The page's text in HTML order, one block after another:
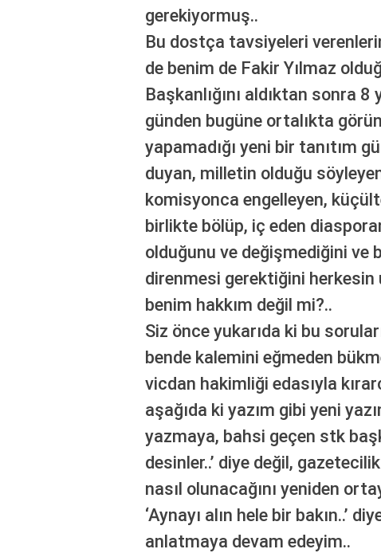
gerekiyormuş..
Bu dostça tavsiyeleri
de benim de Fakir Yılmaz
Başkanlığını aldıktan sonra
günden bugüne ortalıkta
yapamadığı yeni bir tanıtım
duyan, milletin olduğu
komisyonca engelleyen,
birlikte bölüp, iç eden
olduğunu ve değişmediğini ve
direnmesi gerektiğini
benim hakkım değil mi?..
Siz önce yukarıda ki bu
bende kalemini eğmeden
vicdan hakimliği edasıyla
aşağıda ki yazım gibi yeni
yazmaya, bahsi geçen stk
desinler..’ diye değil,
nasıl olunacağını yeniden
‘Aynayı alın hele bir bakın..’
anlatmaya devam edeyim..